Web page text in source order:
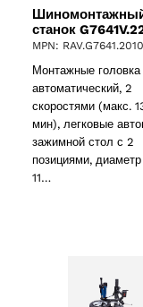
61 products
станок
MPN:
Монтажные головка
автоматический, 2
скоростями (макс.
мин), легковые
зажимной стол с 2
позициями,
11…